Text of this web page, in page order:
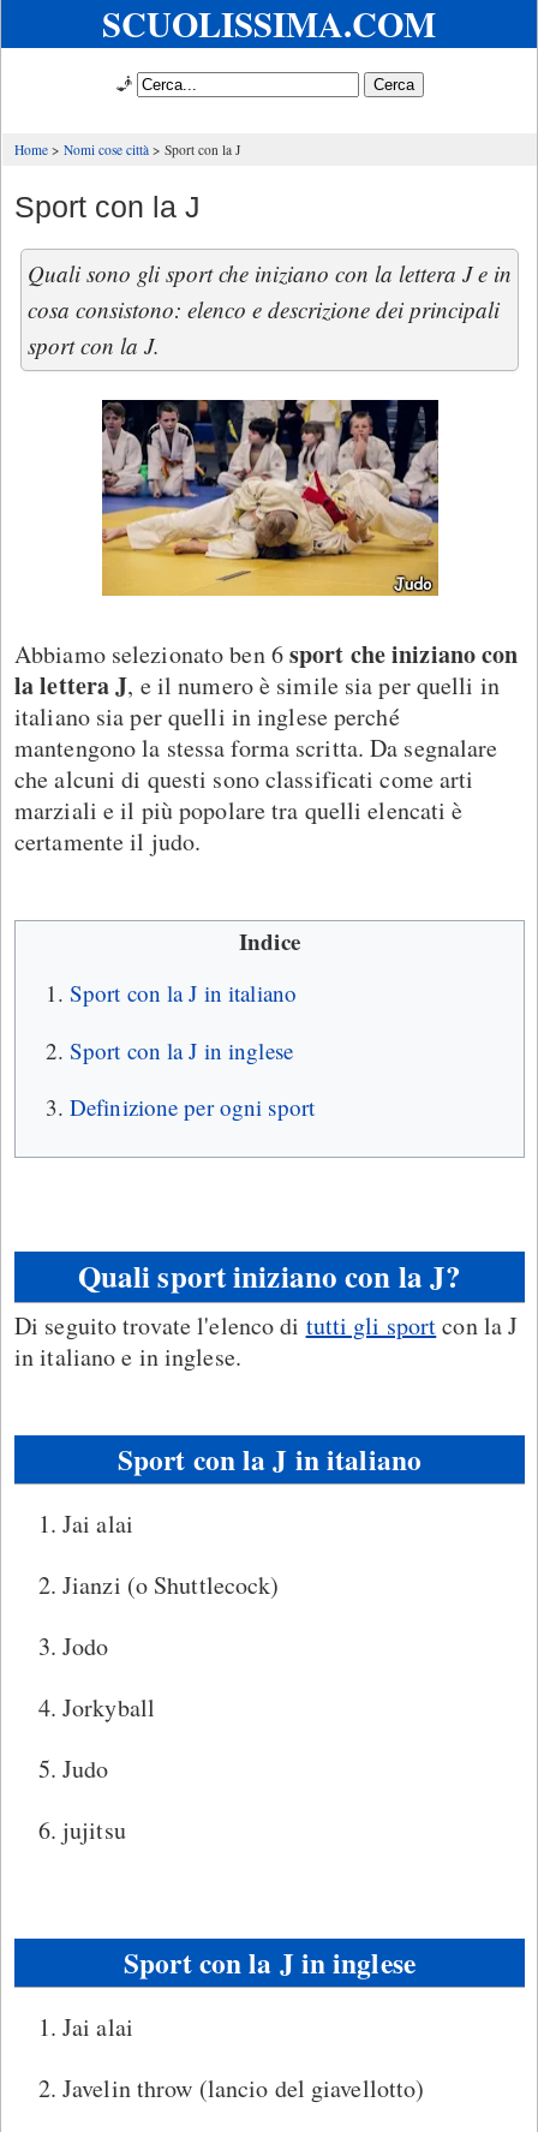
SCUOLISSIMA.COM
🧞
Home Nomi cose città Sport con la J
Sport con la J
Quali sono gli sport che iniziano con la lettera J e in
cosa consistono: elenco e descrizione dei principali
sport con la J.
Abbiamo selezionato ben 6sport che iniziano con
la lettera J, e il numero è simile sia per quelli in
italiano sia per quelli in inglese perché
mantengono la stessa forma scritta. Da segnalare
che alcuni di questi sono classificati come arti
marziali e il più popolare tra quelli elencati è
certamente il judo.
Indice
Sport con la J in italiano
Sport con la J in inglese
Definizione per ogni sport
Quali sport iniziano con la J?
Di seguito trovate l'elenco di tutti gli sportcon la J
in italiano e in inglese.
Sport con la J in italiano
Jai alai
Jianzi (o Shuttlecock)
Jodo
Jorkyball
Judo
jujitsu
Sport con la J in inglese
Jai alai
Javelin throw (lancio del giavellotto)